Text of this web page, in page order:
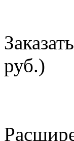
руб.)